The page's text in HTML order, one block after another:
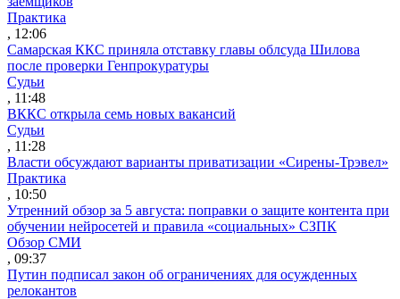
Практика
, 12:06
Самарская ККС приняла отставку главы облсуда Шилова
после проверки Генпрокуратуры
Судьи
, 11:48
ВККС открыла семь новых вакансий
Судьи
, 11:28
Власти обсуждают варианты приватизации «Сирены-Трэвел»
Практика
, 10:50
Утренний обзор за 5 августа: поправки о защите контента при
обучении нейросетей и правила «социальных» СЗПК
Обзор СМИ
, 09:37
Путин подписал закон об ограничениях для осужденных
релокантов